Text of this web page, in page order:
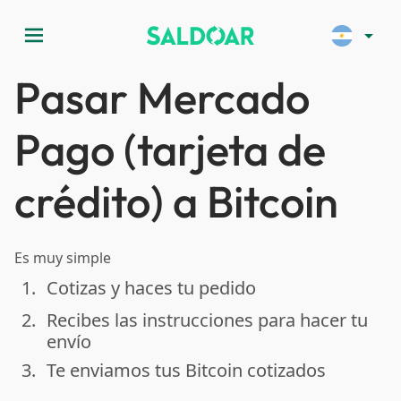
menu arrow_drop_down
Pasar Mercado
Pago (tarjeta de
crédito) a Bitcoin
Es muy simple
done
1. Cotizas y haces tu pedido
done
2. Recibes las instrucciones para hacer tu
envío
done
3. Te enviamos tus Bitcoin cotizados